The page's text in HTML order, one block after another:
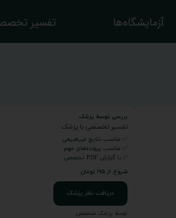
آزمایشگاه‌ها تفسیر
بررسی توسط پزشک
تفسیر تخصصی با پزشک
✅ مناسب نتایج غیرطبیعی
✅ مناسب پرونده‌های مهم
✅ با گزارش PDF تخصصی
شروع از ۱۹۵ تومان
دریافت نظر پزشک
توسط پزشک متخصص